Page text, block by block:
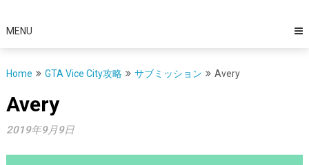
MENU
Home GTA Vice City攻略 サブミッション Avery
Avery
2019年9月9日